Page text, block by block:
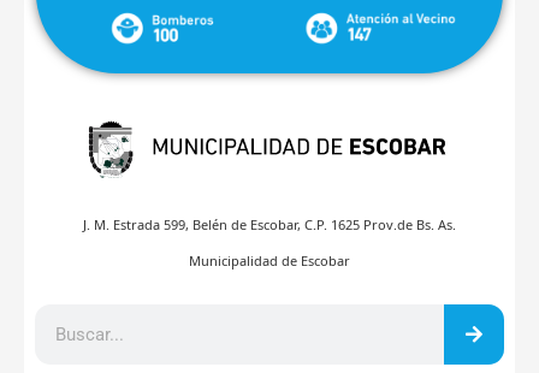
J. M. Estrada 599, Belén de Escobar, C.P. 1625 Prov.de Bs. As.
Municipalidad de Escobar